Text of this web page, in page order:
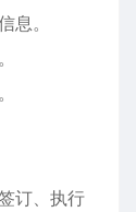
息。
订、执行